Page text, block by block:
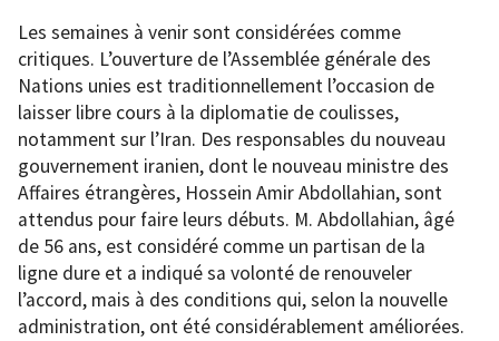
Les semaines à venir sont considérées comme
critiques. L’ouverture de l’Assemblée générale des
Nations unies est traditionnellement l’occasion de
laisser libre cours à la diplomatie de coulisses,
notamment sur l’Iran. Des responsables du nouveau
gouvernement iranien, dont le nouveau ministre des
Affaires étrangères, Hossein Amir Abdollahian, sont
attendus pour faire leurs débuts. M. Abdollahian, âgé
de 56 ans, est considéré comme un partisan de la
ligne dure et a indiqué sa volonté de renouveler
l’accord, mais à des conditions qui, selon la nouvelle
administration, ont été considérablement améliorées.